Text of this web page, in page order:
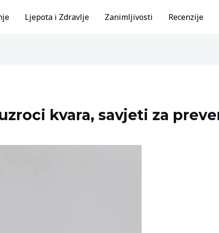
Ljepota i Zdravlje Zanimljivosti Recenzije
kvara, savjeti za